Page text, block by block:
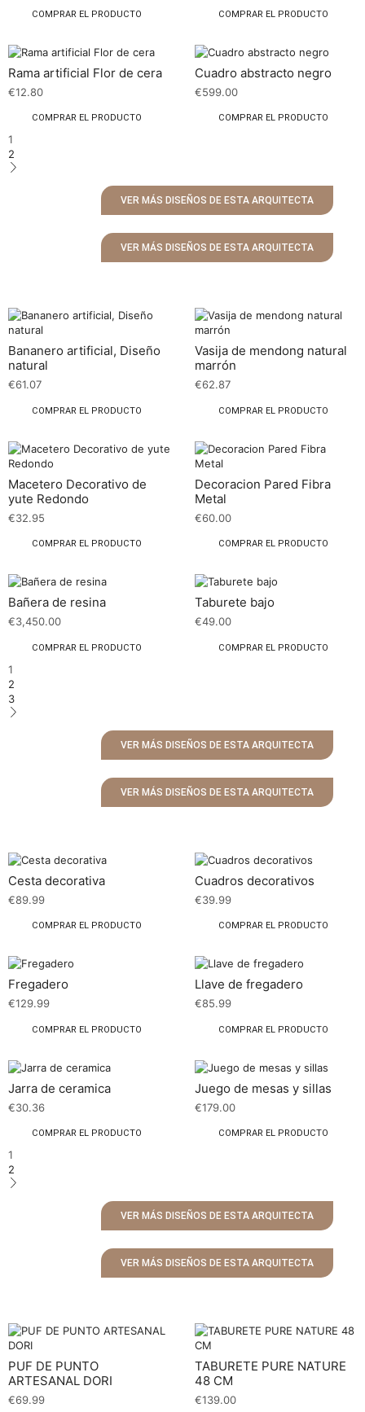
COMPRAR EL PRODUCTO COMPRAR EL PRODUCTO
Rama artificial Flor de cera
€12.80
COMPRAR EL PRODUCTO
Cuadro abstracto negro
€599.00
COMPRAR EL PRODUCTO
1
2
VER MÁS DISEÑOS DE ESTA ARQUITECTA
VER MÁS DISEÑOS DE ESTA ARQUITECTA
Bananero artificial, Diseño
natural
€61.07
COMPRAR EL PRODUCTO
Vasija de mendong natural
marrón
€62.87
COMPRAR EL PRODUCTO
Macetero Decorativo de
yute Redondo
€32.95
COMPRAR EL PRODUCTO
Decoracion Pared Fibra
Metal
€60.00
COMPRAR EL PRODUCTO
Bañera de resina
€3,450.00
COMPRAR EL PRODUCTO
Taburete bajo
€49.00
COMPRAR EL PRODUCTO
1
2
3
VER MÁS DISEÑOS DE ESTA ARQUITECTA
VER MÁS DISEÑOS DE ESTA ARQUITECTA
Cesta decorativa
€89.99
COMPRAR EL PRODUCTO
Cuadros decorativos
€39.99
COMPRAR EL PRODUCTO
Fregadero
€129.99
COMPRAR EL PRODUCTO
Llave de fregadero
€85.99
COMPRAR EL PRODUCTO
Jarra de ceramica
€30.36
COMPRAR EL PRODUCTO
Juego de mesas y sillas
€179.00
COMPRAR EL PRODUCTO
1
2
VER MÁS DISEÑOS DE ESTA ARQUITECTA
VER MÁS DISEÑOS DE ESTA ARQUITECTA
PUF DE PUNTO
ARTESANAL DORI
€69.99
TABURETE PURE NATURE
48 CM
€139.00